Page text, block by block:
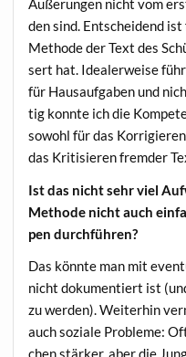
Äuße­run­gen nicht vom
den sind. Ent­schei­dend
Metho­de der Text des
sert hat. Idea­ler­wei­se
für Haus­auf­ga­ben und
tig konn­te ich die
sowohl für das
das Kri­ti­sie­ren frem­der
Ist das nicht sehr viel
Metho­de nicht auch
pen durchführen?
Das könn­te man mit
nicht doku­men­tiert ist
zu wer­den). Wei­ter­hin
auch sozia­le Pro­ble­me:
chen stär­ker, aber die